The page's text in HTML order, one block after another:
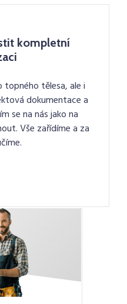
kompletní
topného tělesa, ale i
dokumentace a
se na nás jako na
Vše zařídíme a za